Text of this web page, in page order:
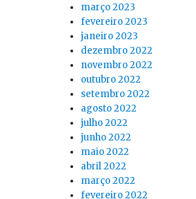
março 2023
fevereiro 2023
janeiro 2023
dezembro 2022
novembro 2022
outubro 2022
setembro 2022
agosto 2022
julho 2022
junho 2022
maio 2022
abril 2022
março 2022
fevereiro 2022